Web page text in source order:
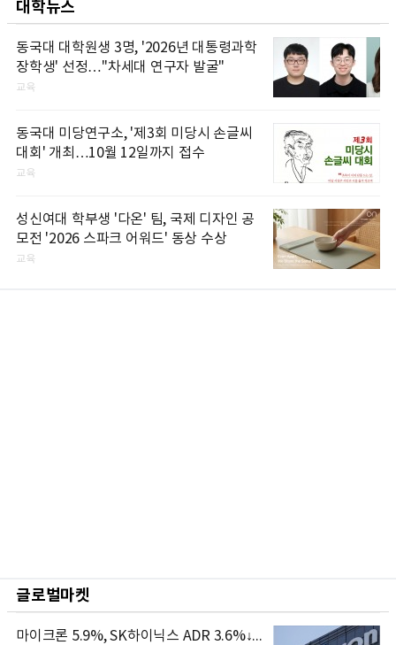
대학뉴스
동국대 대학원생 3명, '2026년 대통령과학
장학생' 선정…"차세대 연구자 발굴"
교육
동국대 미당연구소, '제3회 미당시 손글씨
대회' 개최…10월 12일까지 접수
교육
성신여대 학부생 '다온' 팀, 국제 디자인 공
모전 '2026 스파크 어워드' 동상 수상
교육
글로벌마켓
마이크론 5.9%, SK하이닉스 ADR 3.6%↓...